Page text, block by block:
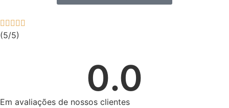
(5/5)
0.0
Em avaliações de nossos clientes